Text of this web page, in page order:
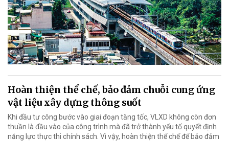
Hoàn thiện thể chế, bảo đảm chuỗi cung ứng
vật liệu xây dựng thông suốt
Khi đầu tư công bước vào giai đoạn tăng tốc, VLXD không còn đơn
thuần là đầu vào của công trình mà đã trở thành yếu tố quyết định
năng lực thực thi chính sách. Vì vậy, hoàn thiện thể chế để bảo đảm